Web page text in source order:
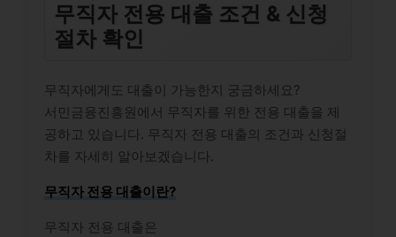
무직자 전용 대출 조건 & 신청
절차 확인
무직자에게도 대출이 가능한지 궁금하세요?
서민금융진흥원에서 무직자를 위한 전용 대출을 제
공하고 있습니다. 무직자 전용 대출의 조건과 신청절
차를 자세히 알아보겠습니다.
무직자 전용 대출이란?
무직자 전용 대출은